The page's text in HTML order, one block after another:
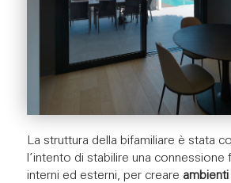
La struttura della bifamiliare è stata
l’intento di stabilire una connessione
interni ed esterni, per creare